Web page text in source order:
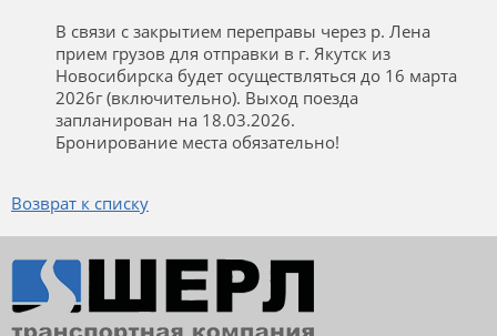
В связи с закрытием переправы через р. Лена
прием грузов для отправки в г. Якутск из
Новосибирска будет осуществляться до 16 марта
2026г (включительно). Выход поезда
запланирован на 18.03.2026.
Бронирование места обязательно!
Возврат к списку